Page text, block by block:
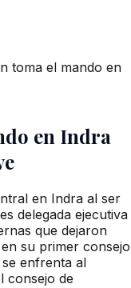
toma el mando en
en Indra
en Indra al ser
delegada ejecutiva
que dejaron
su primer consejo
enfrenta al
consejo de